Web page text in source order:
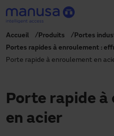
Aller au contenu principal
Produits et secteurs
Prescription
Projets
Accueil Produits
Portes
Portes rapides à enroulement :
Porte rapide à enroulement en
Porte rapide à
en acier